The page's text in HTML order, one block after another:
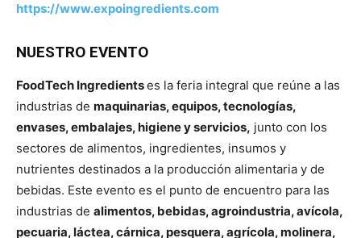
https://www.expoingredients.com
NUESTRO EVENTO
FoodTech Ingredientses la feria integral que reúne a las
industrias de maquinarias, equipos, tecnologías,
envases, embalajes, higiene y servicios, junto con los
sectores de alimentos, ingredientes, insumos y
nutrientes destinados a la producción alimentaria y de
bebidas. Este evento es el punto de encuentro para las
industrias de alimentos, bebidas, agroindustria, avícola,
pecuaria, láctea, cárnica, pesquera, agrícola, molinera,